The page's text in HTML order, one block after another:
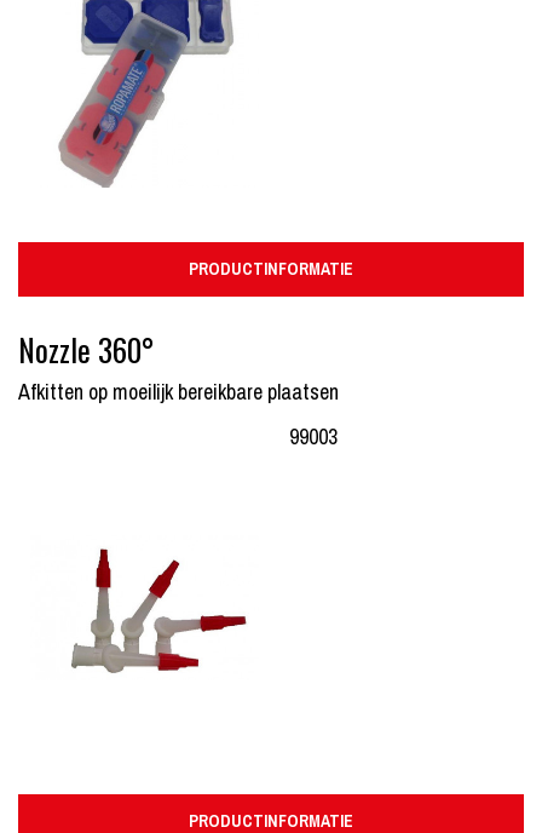
PRODUCTINFORMATIE
Nozzle 360°
Afkitten op moeilijk bereikbare plaatsen
99003
PRODUCTINFORMATIE